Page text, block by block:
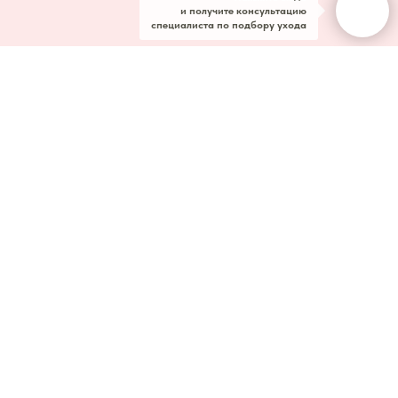
и получите консультацию
специалиста по подбору ухода